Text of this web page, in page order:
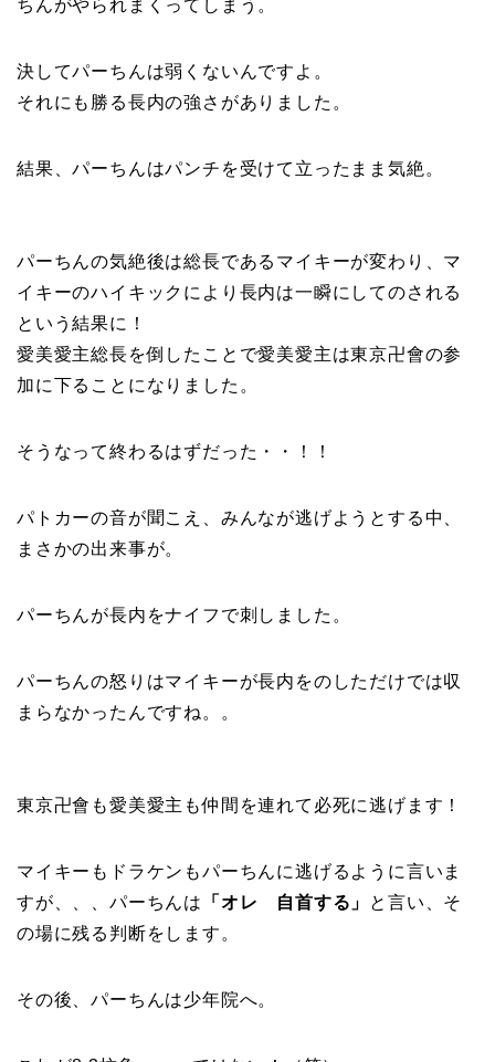
ちんがやられまくってしまう。
決してパーちんは弱くないんですよ。
それにも勝る長内の強さがありました。
結果、パーちんはパンチを受けて立ったまま気絶。
パーちんの気絶後は総長であるマイキーが変わり、マ
イキーのハイキックにより長内は一瞬にしてのされる
という結果に！
愛美愛主総長を倒したことで愛美愛主は東京卍會の参
加に下ることになりました。
そうなって終わるはずだった・・！！
パトカーの音が聞こえ、みんなが逃げようとする中、
まさかの出来事が。
パーちんが長内をナイフで刺しました。
パーちんの怒りはマイキーが長内をのしただけでは収
まらなかったんですね。。
東京卍會も愛美愛主も仲間を連れて必死に逃げます！
マイキーもドラケンもパーちんに逃げるように言いま
すが、、、パーちんは
「オレ 自首する」
と言い、そ
の場に残る判断をします。
その後、パーちんは少年院へ。